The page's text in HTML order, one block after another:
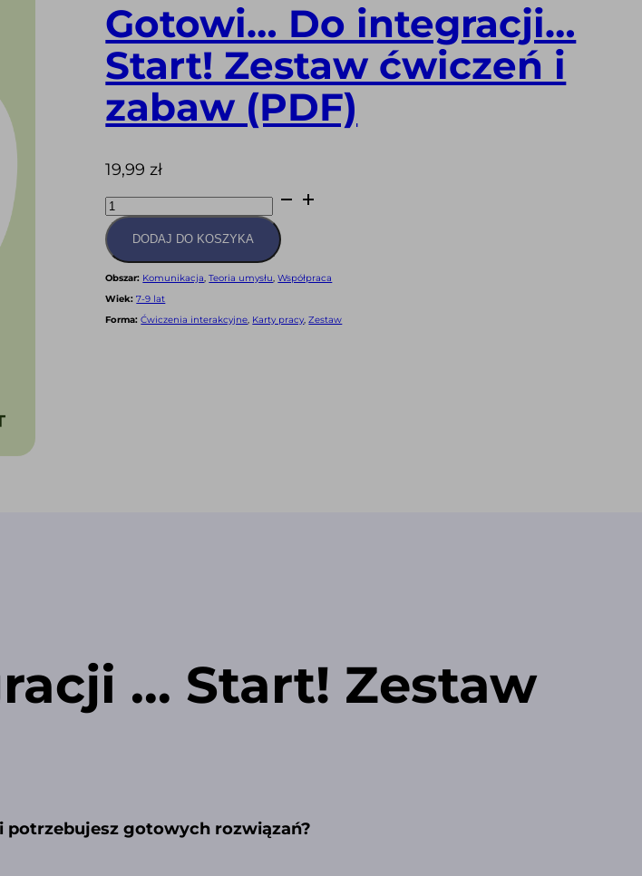
Gotowi… Do integracji…
Start! Zestaw ćwiczeń i
zabaw (PDF)
19,99zł
Gotowi...
Do
integracji...
Start!
Zestaw
ćwiczeń
i
(PDF)
DODAJ DO KOSZYKA
Obszar: Komunikacja,Teoria umysłu,Współpraca
Wiek:7-9 lat
Forma:Ćwiczenia interakcyjne, Karty pracy,Zestaw
… Start! Zestaw
potrzebujesz gotowych rozwiązań?